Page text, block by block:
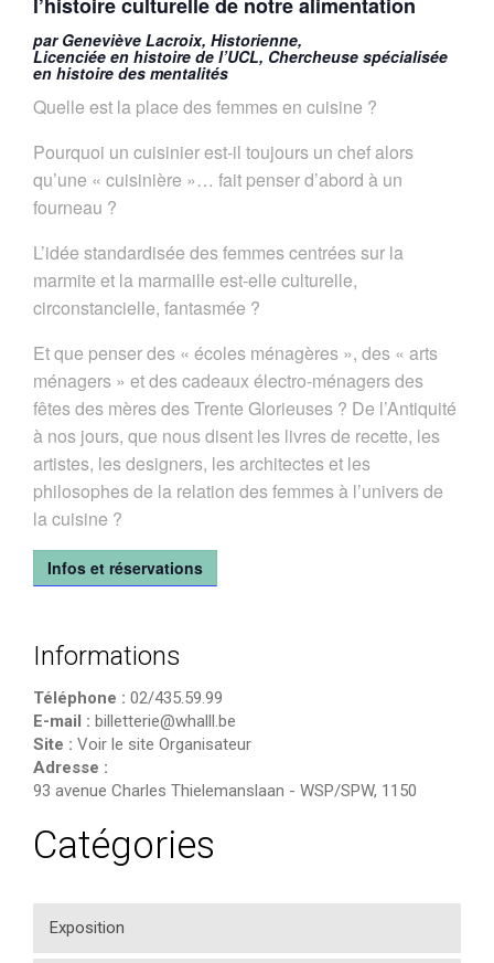
par Geneviève Lacroix, Historienne,
Licenciée en histoire de l’UCL, Chercheuse spécialisée
en histoire des mentalités
Quelle est la place des femmes en cuisine ?
Pourquoi un cuisinier est-il toujours un chef alors
qu’une « cuisinière »… fait penser d’abord à un
fourneau ?
L’idée standardisée des femmes centrées sur la
marmite et la marmaille est-elle culturelle,
circonstancielle, fantasmée ?
Et que penser des « écoles ménagères », des « arts
ménagers » et des cadeaux électro-ménagers des
fêtes des mères des Trente Glorieuses ? De l’Antiquité
à nos jours, que nous disent les livres de recette, les
artistes, les designers, les architectes et les
philosophes de la relation des femmes à l’univers de
la cuisine ?
Infos et réservations
Informations
Téléphone : 02/435.59.99
E-mail : billetterie@whalll.be
Site : Voir le site Organisateur
Adresse :
93 avenue Charles Thielemanslaan - WSP/SPW, 1150
Catégories
Exposition